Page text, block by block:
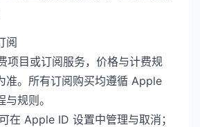
阅
项目或订阅服务，价格与计费规
准。所有订阅购买均遵循 Apple
规则。
在 Apple ID 设置中管理与取消；